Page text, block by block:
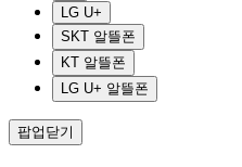
LG U+
SKT 알뜰폰
KT 알뜰폰
LG U+ 알뜰폰
팝업닫기